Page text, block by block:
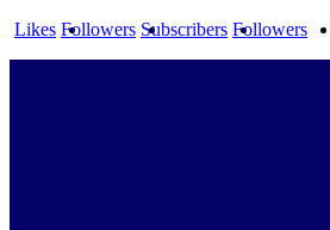
Likes Followers Subscribers Followers